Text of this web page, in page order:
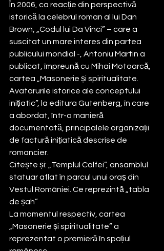
În 2006, ca reacție din perspectivă
istorică la celebrul roman al lui Dan
Brown, „Codul lui Da Vinci” – care a
suscitat un mare interes din partea
publicului mondial -, Antoniu Martin a
publicat, împreună cu Mihai Motoarcă,
cartea „Masonerie și spiritualitate.
Avatarurile istorice ale conceptului
inițiatic”, la editura Gutenberg, în care
a abordat, într-o manieră
documentată, principalele organizații
de factură inițiatică descrise de
romancier.
Citește și: „Templul Calfei”, ansamblul
statuar aflat în parcul unui oraș din
Vestul României. Ce reprezintă „tabla
de șah”
La momentul respectiv, cartea
„Masonerie și spiritualitate” a
reprezentat o premieră în spațiul